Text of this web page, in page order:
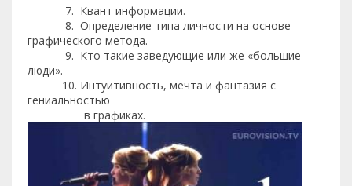
7. Квант информации.
8. Определение типа личности на основе
графического метода.
9. Кто такие заведующие или же «большие
люди».
10. Интуитивность, мечта и фантазия с
гениальностью
в графиках.